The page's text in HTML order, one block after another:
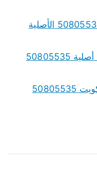
قطع غيار جيلي Geely الكويت 50805535 الأصلية
قطع غيار جيتور Jetour بالكويت أصلية 50805535
قطع غيار بايك BAIC الأصلية بالكويت 50805535